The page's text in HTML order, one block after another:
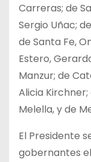
Carreras; de
Sergio Uñac;
de Santa Fe,
Estero,
Manzur; de
Alicia
Melella, y de
El Presidente
gobernantes